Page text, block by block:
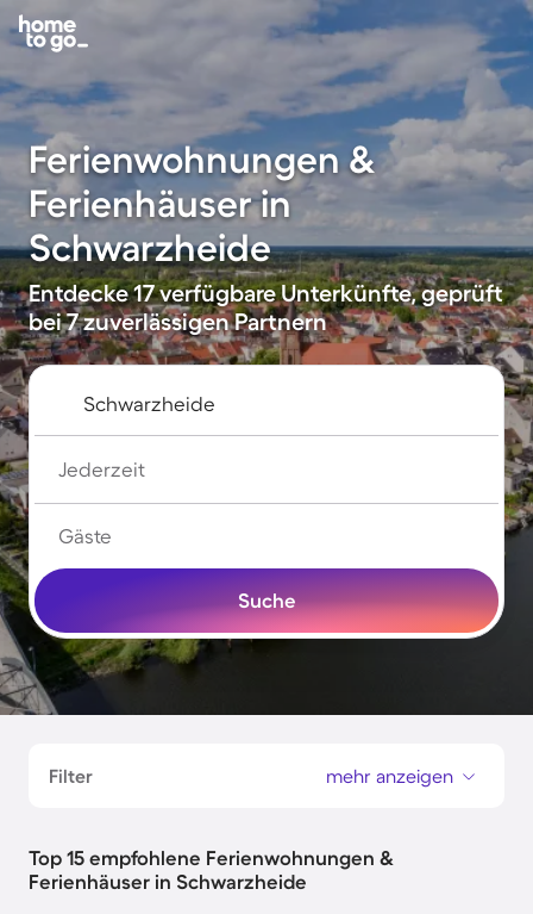
Ferienwohnungen &
Ferienhäuser in
Schwarzheide
Entdecke 17 verfügbare Unterkünfte, geprüft
bei 7 zuverlässigen Partnern
Jederzeit
Gäste
Suche
Filter mehr anzeigen
Top 15 empfohlene Ferienwohnungen &
Ferienhäuser in Schwarzheide